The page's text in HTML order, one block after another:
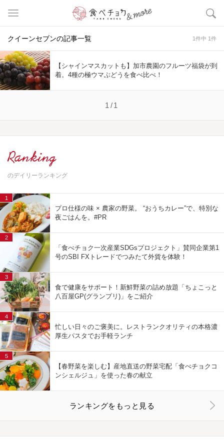
クイーンセブンの記事一覧 1件中 1件
【シャインマスカットも】加市農園のフルーツ福袋が到
着。4種の極ウマぶどうを食べ比べ！
1/1
Ranking
のデイリーランキング
プロ仕様の味 × 農家の野菜。 “おうちカレー”で、特別な
夜ごはんを。#PR
1
「食べチョク一次産業SDGsプロジェクト」賛同企業第1
号のSBI FXトレードでつみたて外貨を体験！
2
食で健康をサポート！新鮮野菜の詰め放題「ちょこっと
八百屋GP(グランプリ)」をご紹介
3
忙しい日々のご褒美に。レストランクオリティの本格濃
厚生パスタでお手軽ランチ
4
【春野菜を楽しむ】産地直送の野菜宅配「食べチョクコ
ンシェルジュ」を使った春の献立
5
ランキングをもっと見る